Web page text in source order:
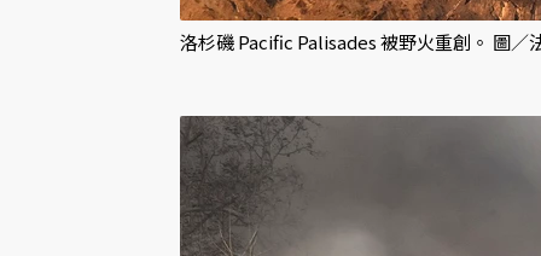
洛杉磯 Pacific Palisades 被野火重創。 圖／